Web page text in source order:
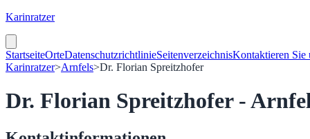
Karinratzer
StartseiteOrteDatenschutzrichtlinieSeitenverzeichnisKontaktieren Sie
Karinratzer>Arnfels>Dr. Florian Spreitzhofer
Dr. Florian Spreitzhofer -